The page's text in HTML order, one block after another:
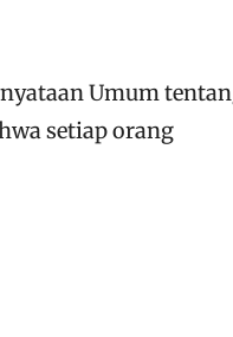
Umum
setiap orang